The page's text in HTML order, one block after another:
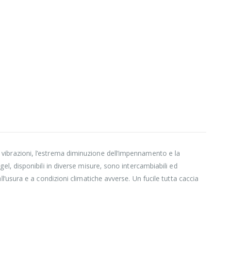
l’estrema diminuzione dell’impennamento e la
disponibili in diverse misure, sono intercambiabili ed
e a condizioni climatiche avverse. Un fucile tutta caccia